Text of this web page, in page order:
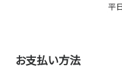
平
お支払い方法